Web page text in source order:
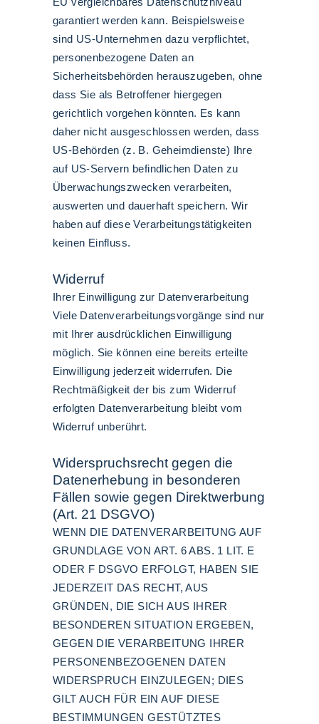
garantiert werden kann. Beispielsweise
sind US-Unternehmen dazu verpflichtet,
personenbezogene Daten an
Sicherheitsbehörden herauszugeben, ohne
dass Sie als Betroffener hiergegen
gerichtlich vorgehen könnten. Es kann
daher nicht ausgeschlossen werden, dass
US-Behörden (z. B. Geheimdienste) Ihre
auf US-Servern befindlichen Daten zu
Überwachungszwecken verarbeiten,
auswerten und dauerhaft speichern. Wir
haben auf diese Verarbeitungstätigkeiten
keinen Einfluss.
Widerruf
Ihrer Einwilligung zur Datenverarbeitung
Viele Datenverarbeitungsvorgänge sind nur
mit Ihrer ausdrücklichen Einwilligung
möglich. Sie können eine bereits erteilte
Einwilligung jederzeit widerrufen. Die
Rechtmäßigkeit der bis zum Widerruf
erfolgten Datenverarbeitung bleibt vom
Widerruf unberührt.
Widerspruchsrecht gegen die
Datenerhebung in besonderen
Fällen sowie gegen Direktwerbung
(Art. 21 DSGVO)
WENN DIE DATENVERARBEITUNG AUF
GRUNDLAGE VON ART. 6 ABS. 1 LIT. E
ODER F DSGVO ERFOLGT, HABEN SIE
JEDERZEIT DAS RECHT, AUS
GRÜNDEN, DIE SICH AUS IHRER
BESONDEREN SITUATION ERGEBEN,
GEGEN DIE VERARBEITUNG IHRER
PERSONENBEZOGENEN DATEN
WIDERSPRUCH EINZULEGEN; DIES
GILT AUCH FÜR EIN AUF DIESE
BESTIMMUNGEN GESTÜTZTES